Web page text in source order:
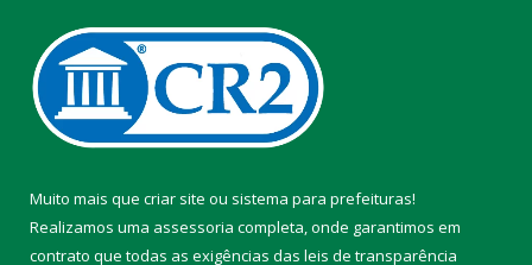
Muito mais que criar site ou sistema para prefeituras!
Realizamos uma assessoria completa, onde garantimos em
contrato que todas as exigências das leis de transparência